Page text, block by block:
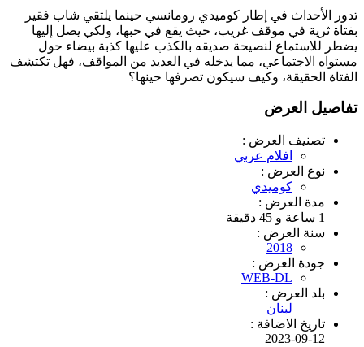
تدور الأحداث في إطار كوميدي رومانسي حينما يلتقي شاب فقير
بفتاة ثرية في موقف غريب، حيث يقع في حبها، ولكي يصل إليها
يضطر للاستماع لنصيحة صديقه بالكذب عليها كذبة بيضاء حول
مستواه الاجتماعي، مما يدخله في العديد من المواقف، فهل تكتشف
الفتاة الحقيقة، وكيف سيكون تصرفها حينها؟
تفاصيل العرض
تصنيف العرض :
افلام عربي
نوع العرض :
كوميدي
مدة العرض :
1 ساعة و 45 دقيقة
سنة العرض :
2018
جودة العرض :
WEB-DL
بلد العرض :
لبنان
تاريخ الاضافة :
2023-09-12